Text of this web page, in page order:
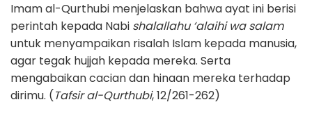
Imam al-Qurthubi menjelaskan bahwa ayat ini berisi
perintah kepada Nabi shalallahu ‘alaihi wa salam
untuk menyampaikan risalah Islam kepada manusia,
agar tegak hujjah kepada mereka. Serta
mengabaikan cacian dan hinaan mereka terhadap
dirimu. (Tafsir al-Qurthubi, 12/261-262)